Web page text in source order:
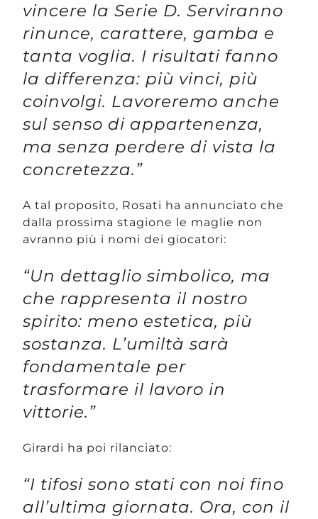
vincere la Serie D. Serviranno
rinunce, carattere, gamba e
tanta voglia. I risultati fanno
la differenza: più vinci, più
coinvolgi. Lavoreremo anche
sul senso di appartenenza,
ma senza perdere di vista la
concretezza.”
A tal proposito, Rosati ha annunciato che
dalla prossima stagione le maglie non
avranno più i nomi dei giocatori:
“Un dettaglio simbolico, ma
che rappresenta il nostro
spirito: meno estetica, più
sostanza. L’umiltà sarà
fondamentale per
trasformare il lavoro in
vittorie.”
Girardi ha poi rilanciato:
“I tifosi sono stati con noi fino
all’ultima giornata. Ora, con il